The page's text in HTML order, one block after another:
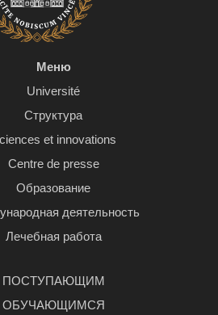
Меню
Université
Структура
et innovations
Centre de presse
Образование
деятельность
Лечебная работа
ПОСТУПАЮЩИМ
ОБУЧАЮЩИМСЯ